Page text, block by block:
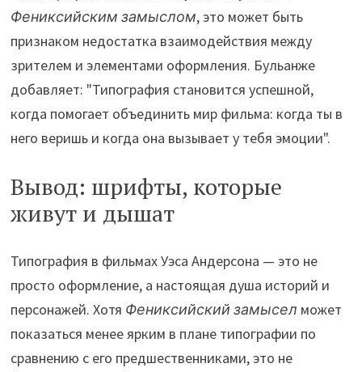
Фениксийским замыслом, это может быть
признаком недостатка взаимодействия между
зрителем и элементами оформления. Бульанже
добавляет: "Типография становится успешной,
когда помогает объединить мир фильма: когда ты в
него веришь и когда она вызывает у тебя эмоции".
Вывод: шрифты, которые
живут и дышат
Типография в фильмах Уэса Андерсона — это не
просто оформление, а настоящая душа историй и
персонажей. Хотя Фениксийский замысел может
показаться менее ярким в плане типографии по
сравнению с его предшественниками, это не